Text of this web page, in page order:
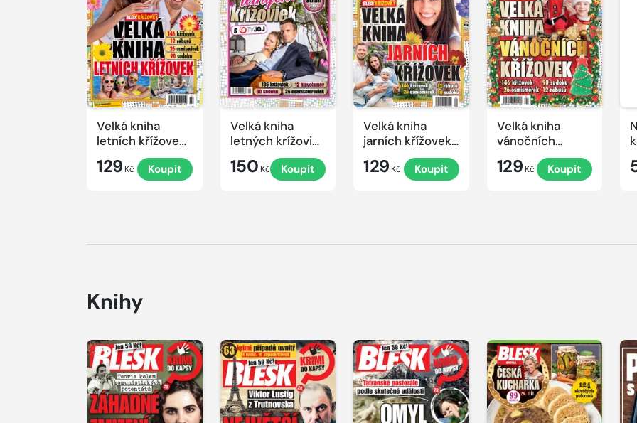
Velká kniha
letních křížovek
129 Kč Koupit
Velká kniha
letných krížoviek
s TV JOJ 2026
150 Kč Koupit
Velká kniha
jarních křížovek
129 Kč Koupit
Velká kniha
vánočních
křížovek 2025
129 Kč Koupit
Knihy